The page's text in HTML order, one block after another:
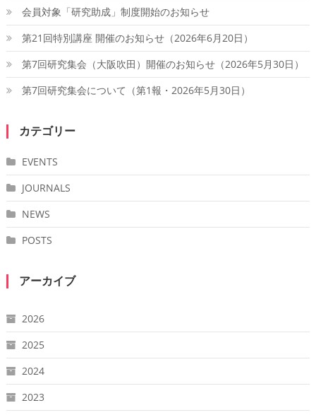
会員対象「研究助成」制度開始のお知らせ
第21回特別講座 開催のお知らせ（2026年6月20日）
第7回研究集会（大阪吹田）開催のお知らせ（2026年5月30日）
第7回研究集会について（第1報・2026年5月30日）
カテゴリー
EVENTS
JOURNALS
NEWS
POSTS
アーカイブ
2026
2025
2024
2023